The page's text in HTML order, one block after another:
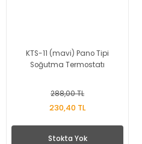
KTS-11 (mavi) Pano Tipi
Soğutma Termostatı
288,00 TL
230,40 TL
Stokta Yok